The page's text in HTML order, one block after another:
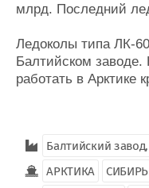
Личности
млрд. Последний
Ледоколы типа ЛК-
Балтийском заводе.
работать в Арктике
Балтийский
АРКТИКА
СИБИРЬ